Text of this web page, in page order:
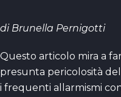
di Brunella Pernigotti
Questo articolo mira a
presunta pericolosità
i frequenti allarmismi